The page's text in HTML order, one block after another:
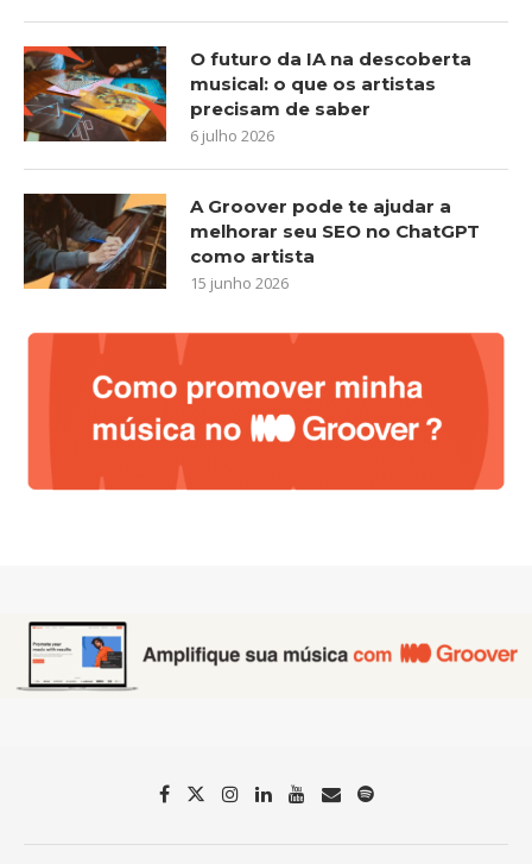
O futuro da IA na descoberta
musical: o que os artistas
precisam de saber
6 julho 2026
A Groover pode te ajudar a
melhorar seu SEO no ChatGPT
como artista
15 junho 2026